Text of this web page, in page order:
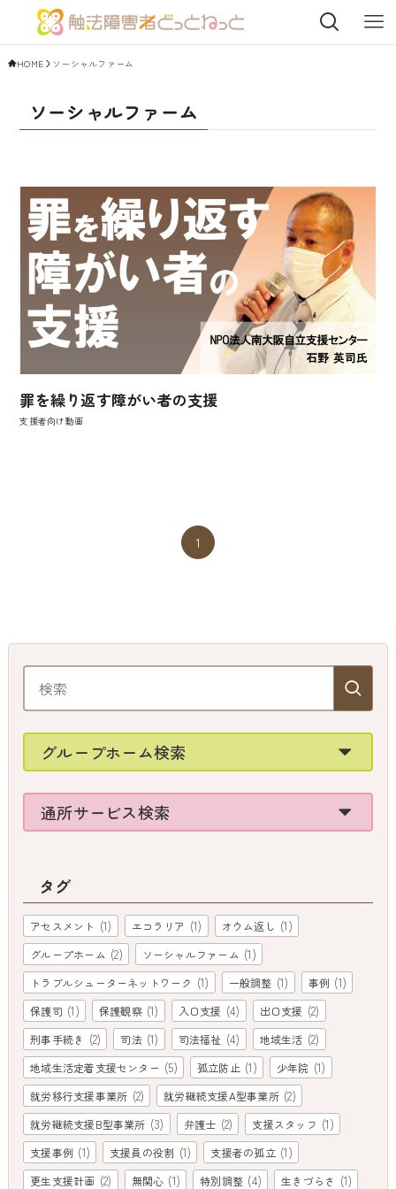
HOME ソーシャルファーム
ソーシャルファーム
罪を繰り返す障がい者の支援
支援者向け動画
1
グループホーム検索
通所サービス検索
タグ
アセスメント (1) エコラリア (1) オウム返し (1)
グループホーム (2) ソーシャルファーム (1)
トラブルシューターネットワーク (1) 一般調整 (1) 事例 (1)
保護司 (1) 保護観察 (1) 入口支援 (4) 出口支援 (2)
刑事手続き (2) 司法 (1) 司法福祉 (4) 地域生活 (2)
地域生活定着支援センター (5) 孤立防止 (1) 少年院 (1)
就労移行支援事業所 (2) 就労継続支援A型事業所 (2)
就労継続支援B型事業所 (3) 弁護士 (2) 支援スタッフ (1)
支援事例 (1) 支援員の役割 (1) 支援者の孤立 (1)
更生支援計画 (2) 無関心 (1) 特別調整 (4) 生きづらさ (1)